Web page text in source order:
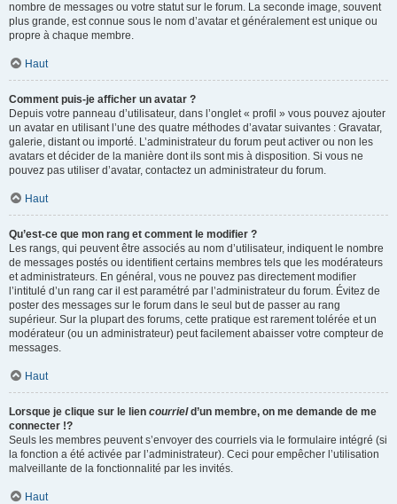
nombre de messages ou votre statut sur le forum. La seconde image, souvent
plus grande, est connue sous le nom d’avatar et généralement est unique ou
propre à chaque membre.
Haut
Comment puis-je afficher un avatar ?
Depuis votre panneau d’utilisateur, dans l’onglet « profil » vous pouvez ajouter
un avatar en utilisant l’une des quatre méthodes d’avatar suivantes : Gravatar,
galerie, distant ou importé. L’administrateur du forum peut activer ou non les
avatars et décider de la manière dont ils sont mis à disposition. Si vous ne
pouvez pas utiliser d’avatar, contactez un administrateur du forum.
Haut
Qu’est-ce que mon rang et comment le modifier ?
Les rangs, qui peuvent être associés au nom d’utilisateur, indiquent le nombre
de messages postés ou identifient certains membres tels que les modérateurs
et administrateurs. En général, vous ne pouvez pas directement modifier
l’intitulé d’un rang car il est paramétré par l’administrateur du forum. Évitez de
poster des messages sur le forum dans le seul but de passer au rang
supérieur. Sur la plupart des forums, cette pratique est rarement tolérée et un
modérateur (ou un administrateur) peut facilement abaisser votre compteur de
messages.
Haut
Lorsque je clique sur le lien courrield’un membre, on me demande de me
connecter !?
Seuls les membres peuvent s’envoyer des courriels via le formulaire intégré (si
la fonction a été activée par l’administrateur). Ceci pour empêcher l’utilisation
malveillante de la fonctionnalité par les invités.
Haut